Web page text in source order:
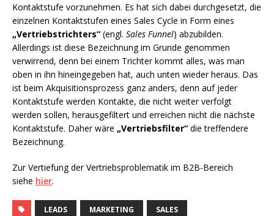
Kontaktstufe vorzunehmen. Es hat sich dabei durchgesetzt, die
einzelnen Kontaktstufen eines Sales Cycle in Form eines
„Vertriebstrichters“ (engl. Sales Funnel) abzubilden.
Allerdings ist diese Bezeichnung im Grunde genommen
verwirrend, denn bei einem Trichter kommt alles, was man
oben in ihn hineingegeben hat, auch unten wieder heraus. Das
ist beim Akquisitionsprozess ganz anders, denn auf jeder
Kontaktstufe werden Kontakte, die nicht weiter verfolgt
werden sollen, herausgefiltert und erreichen nicht die nächste
Kontaktstufe. Daher wäre „Vertriebsfilter“ die treffendere
Bezeichnung.
Zur Vertiefung der Vertriebsproblematik im B2B-Bereich
siehe hier.
LEADS MARKETING SALES